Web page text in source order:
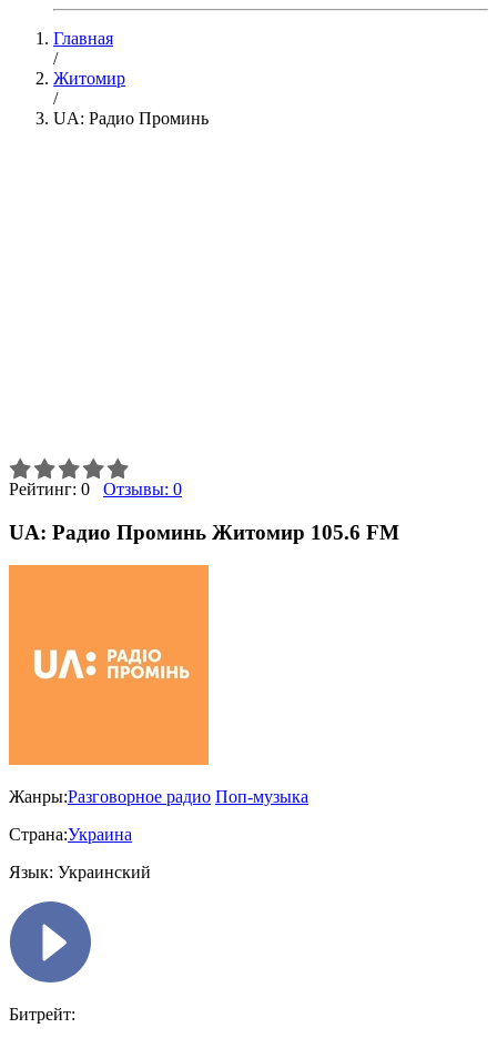
Главная
/
Житомир
/
UA: Радио Проминь
Рейтинг: 0 Отзывы: 0
UA: Радио Проминь Житомир 105.6 FM
Жанры:Разговорное радио Поп-музыка
Страна:Украина
Язык: Украинский
Битрейт: